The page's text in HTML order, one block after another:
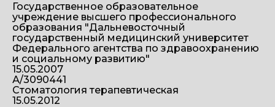
Государственное образовательное
учреждение высшего профессионального
образования "Дальневосточный
государственный медицинский университет
Федерального агентства по здравоохранению
и социальному развитию"
15.05.2007
А/3090441
Стоматология терапевтическая
15.05.2012